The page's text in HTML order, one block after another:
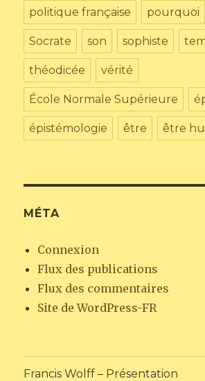
politique française pourquoi
Socrate son sophiste
théodicée vérité
École Normale Supérieure
épistémologie être être
MÉTA
Connexion
Flux des publications
Flux des commentaires
Site de WordPress-FR
Francis Wolff – Présentation